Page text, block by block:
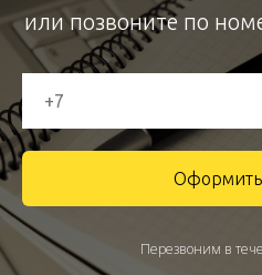
или позвоните по
Оформить
Перезвоним в